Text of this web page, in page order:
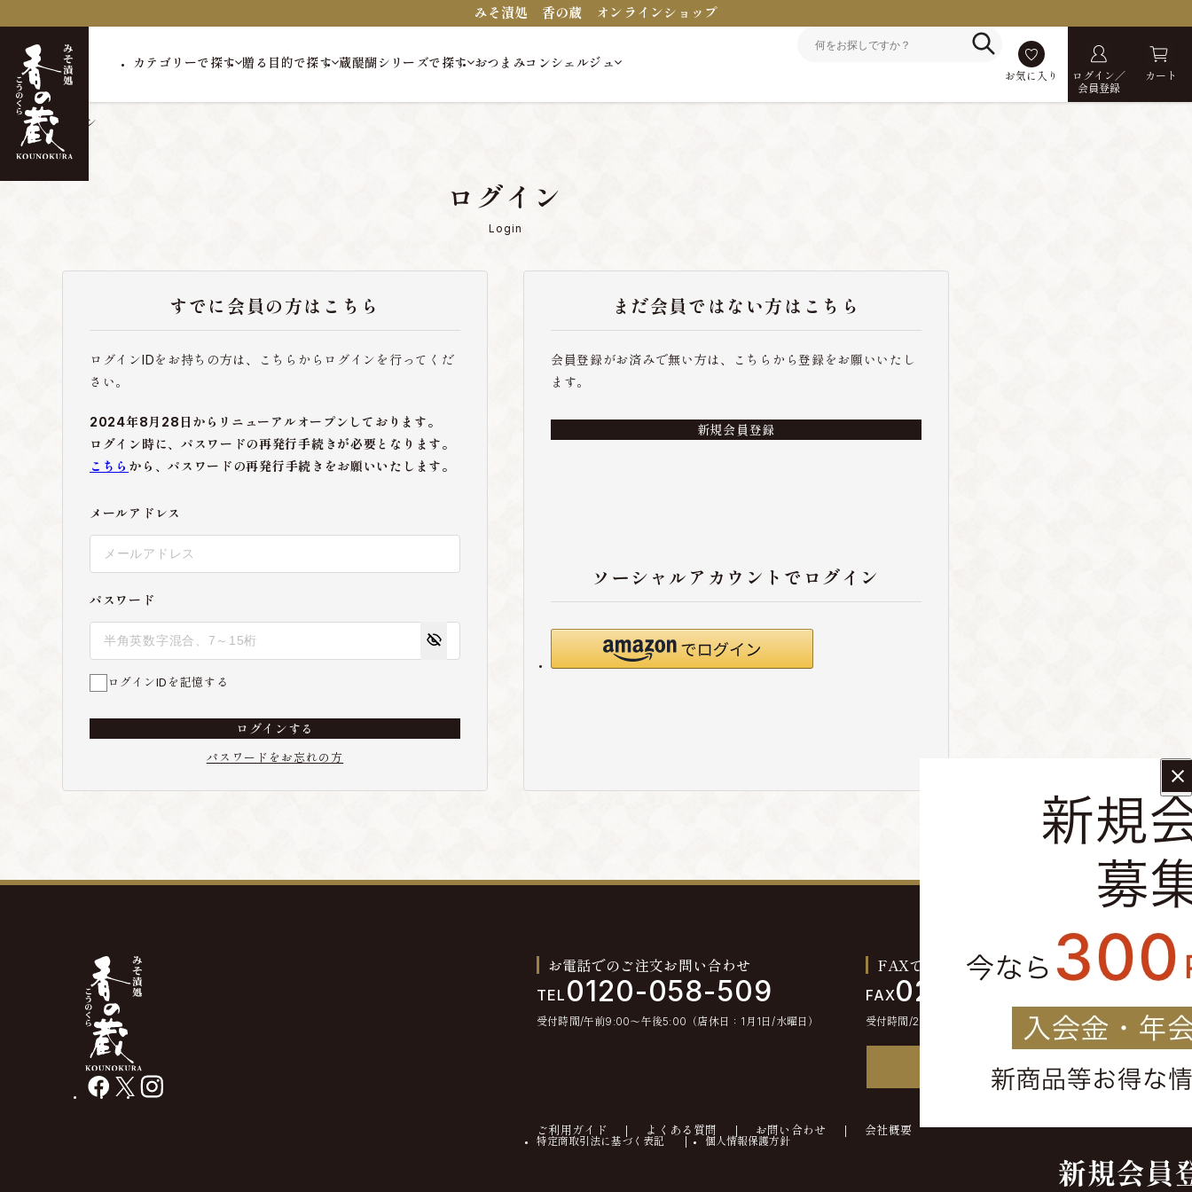
みそ漬処 香の蔵 オンラインショップ
カテゴリーで探す 贈る目的で探す 蔵醍醐シリーズで探す おつまみコンシェルジュ
お気に入り
ログイン／
会員登録
カート
トップ ログイン
ログイン
Login
すでに会員の方はこちら
ログインIDをお持ちの方は、こちらからログインを行ってくだ
さい。
2024年8月28日からリニューアルオープンしております。
ログイン時に、パスワードの再発行手続きが必要となります。
こちら から、パスワードの再発行手続きをお願いいたします。
メールアドレス
パスワード
ログインIDを記憶する
ログインする
パスワードをお忘れの方
まだ会員ではない方はこちら
会員登録がお済みで無い方は、こちらから登録をお願いいたし
ます。
新規会員登録
ソーシャルアカウントでログイン
facebook
X instagram
お電話でのご注文お問い合わせ
TEL 0120-058-509
受付時間/午前9:00〜午後5:00（店休日：1月1日/水曜日）
FAXでのご注文お問い合わせ
FAX0244-46-2355
受付時間/24時間受付
ご利用ガイド よくある質問 お問い合わせ 会社概要
特定商取引法に基づく表記 個人情報保護方針